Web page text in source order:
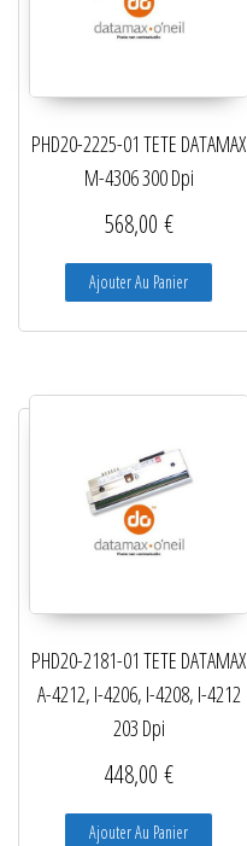
PHD20-2225-01 TETE DATAMAX
M-4306 300 Dpi
568,00 €
Ajouter Au Panier
PHD20-2181-01 TETE DATAMAX
A-4212, I-4206, I-4208, I-4212
203 Dpi
448,00 €
Ajouter Au Panier